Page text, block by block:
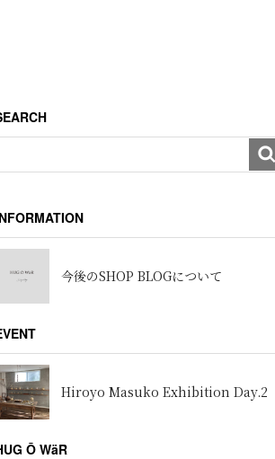
今後のSHOP BLOGについて
Hiroyo Masuko Exhibition Day.2
Ō WäR